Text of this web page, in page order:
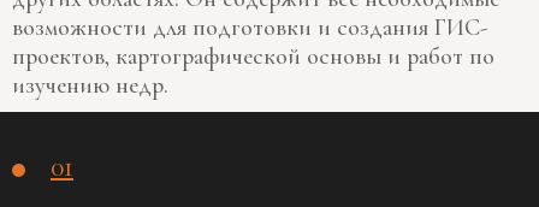
возможности для подготовки и создания ГИС-
проектов, картографической основы и работ по
изучению недр.
01